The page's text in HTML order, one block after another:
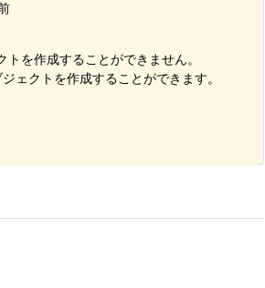
を作成することができません。
ェクトを作成することができます。